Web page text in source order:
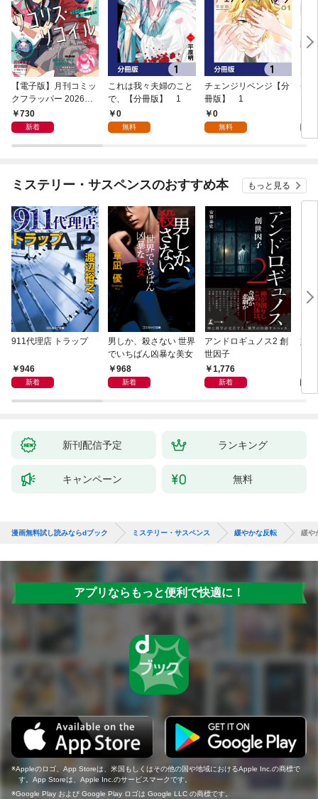
【電子版】月刊コミッ
クフラッパー 2026年9
月号730
新着
これは我々夫婦のこと
で、【分冊版】 1
0
無料
チェンジリベンジ【分
冊版】 1
0
無料
チ
ミステリー・サスペンスのおすすめ本 もっと見る
911代理店 トラップ
946
新着
男しか、殺さない 世界
でいちばん凶暴な美女
968
新着
アンドロギュノス2 創
世因子
1,776
新着
姐
新刊配信予定 ランキング
キャンペーン 無料
漫画無料試し読みならdブック ミステリー・サスペンス 緩やかな反転 緩や
アプリならもっと便利で快適に！
Appleのロゴ、App Storeは、米国もしくはその他の国や地域におけるApple Inc.の商標で
す。App Storeは、Apple Inc.のサービスマークです。
Google Play および Google Play ロゴは Google LLC の商標です。